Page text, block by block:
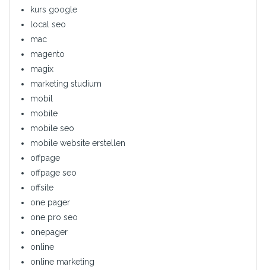
kurs google
local seo
mac
magento
magix
marketing studium
mobil
mobile
mobile seo
mobile website erstellen
offpage
offpage seo
offsite
one pager
one pro seo
onepager
online
online marketing